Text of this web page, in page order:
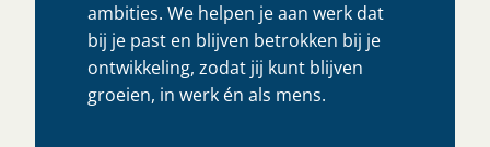
ambities. We helpen je aan werk dat
bij je past en blijven betrokken bij je
ontwikkeling, zodat jij kunt blijven
groeien, in werk én als mens.